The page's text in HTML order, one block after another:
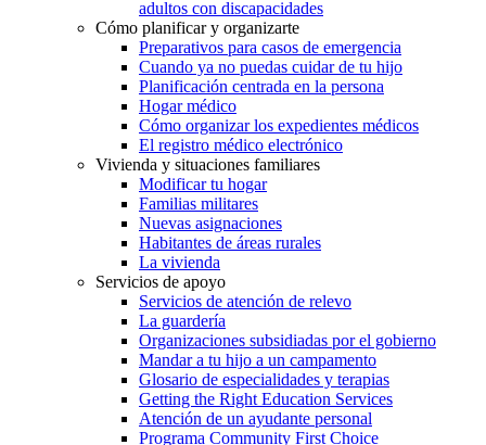
adultos con discapacidades
Cómo planificar y organizarte
Preparativos para casos de emergencia
Cuando ya no puedas cuidar de tu hijo
Planificación centrada en la persona
Hogar médico
Cómo organizar los expedientes médicos
El registro médico electrónico
Vivienda y situaciones familiares
Modificar tu hogar
Familias militares
Nuevas asignaciones
Habitantes de áreas rurales
La vivienda
Servicios de apoyo
Servicios de atención de relevo
La guardería
Organizaciones subsidiadas por el gobierno
Mandar a tu hijo a un campamento
Glosario de especialidades y terapias
Getting the Right Education Services
Atención de un ayudante personal
Programa Community First Choice